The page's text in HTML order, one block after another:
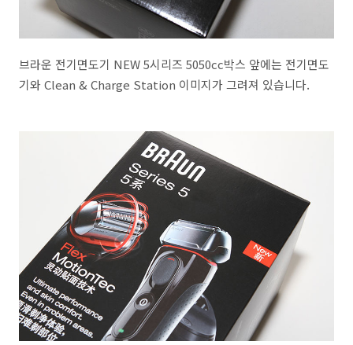
브라운 전기면도기 NEW 5시리즈 5050cc박스 앞에는 전기면도
기와 Clean & Charge Station 이미지가 그려져 있습니다.